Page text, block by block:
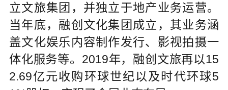
立文旅集团，并独立于地产业务运营。
当年底，融创文化集团成立，其业务涵
盖文化娱乐内容制作发行、影视拍摄一
体化服务等。2019年，融创文旅再以15
2.69亿元收购环球世纪以及时代环球5